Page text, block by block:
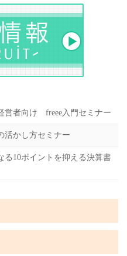
営者向け freee入門セミナー
活かし方セミナー
る10ポイントを抑える決算書